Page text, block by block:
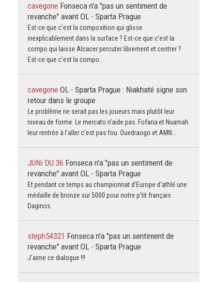
cavegone Fonseca n'a "pas un sentiment de
revanche" avant OL - Sparta Prague
Est-ce que c’est la composition qui glisse
inexplicablement dans la surface ? Est-ce que c’est la
compo qui laisse Alcacer percuter librement et centrer ?
Est-ce que c’est la compo…
cavegone OL - Sparta Prague : Niakhaté signe son
retour dans le groupe
Le problème ne serait pas les joueurs mais plutôt leur
niveau de forme. Le mercato n’aide pas. Fofana et Nuamah
leur rentrée à l’aller c’est pas fou. Ouedraogo et AMN…
JUNi DU 36 Fonseca n'a "pas un sentiment de
revanche" avant OL - Sparta Prague
Et pendant ce temps au championnat d'Europe d'athlé une
médaille de bronze sur 5000 pour notre p'tit français
Daginos.
steph54321 Fonseca n'a "pas un sentiment de
revanche" avant OL - Sparta Prague
J'aime ce dialogue !!!